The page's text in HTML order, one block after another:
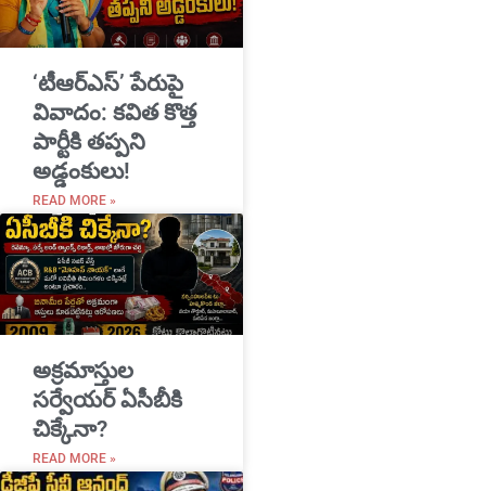
‘టీఆర్ఎస్’ పేరుపై
వివాదం: కవిత కొత్త
పార్టీకి తప్పని
అడ్డంకులు!
READ MORE »
అక్రమాస్తుల
సర్వేయర్ ఏసీబీకి
చిక్కేనా?
READ MORE »